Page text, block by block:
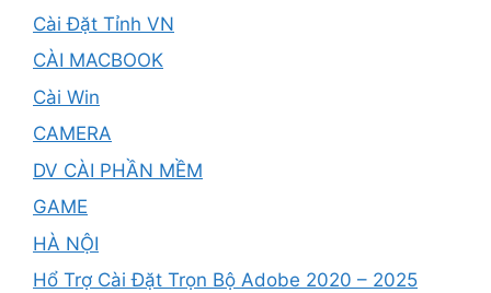
Cài Đặt Tỉnh VN
CÀI MACBOOK
Cài Win
CAMERA
DV CÀI PHẦN MỀM
GAME
HÀ NỘI
Hổ Trợ Cài Đặt Trọn Bộ Adobe 2020 – 2025